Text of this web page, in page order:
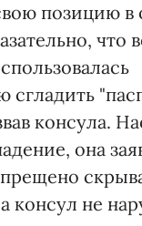
позицию в
что
сгладить
консула.
она
консул не